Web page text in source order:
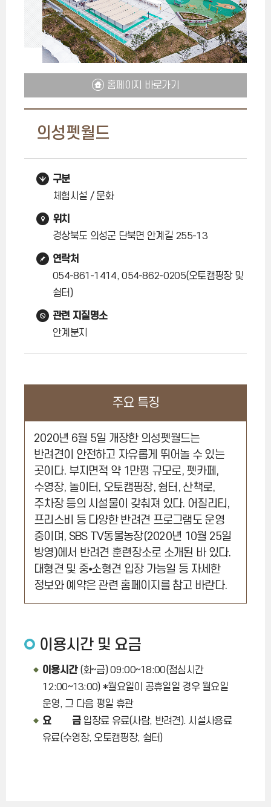
의성펫월드
홈페이지 바로가기
구분
체험시설 / 문화
위치
경상북도 의성군 단북면 안계길 255-13
연락처
054-861-1414, 054-862-0205(오토캠핑장 및
쉼터)
관련 지질명소
안계분지
주요 특징
2020년 6월 5일 개장한 의성펫월드는
반려견이 안전하고 자유롭게 뛰어놀 수 있는
곳이다. 부지면적 약 1만평 규모로, 펫카페,
수영장, 놀이터, 오토캠핑장, 쉼터, 산책로,
주차장 등의 시설물이 갖춰져 있다. 어질리티,
프리스비 등 다양한 반려견 프로그램도 운영
중이며, SBS TV동물농장(2020년 10월 25일
방영)에서 반려견 훈련장소로 소개된 바 있다.
대형견 및 중⦁소형견 입장 가능일 등 자세한
정보와 예약은 관련 홈페이지를 참고 바란다.
이용시간 및 요금
이용시간(화~금) 09:00~18:00(점심시간
12:00~13:00) *월요일이 공휴일일 경우 월요일
운영, 그 다음 평일 휴관
요 금입장료 유료(사람, 반려견). 시설사용료
유료(수영장, 오토캠핑장, 쉼터)